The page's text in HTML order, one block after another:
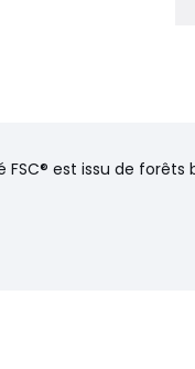
FSC® est issu de